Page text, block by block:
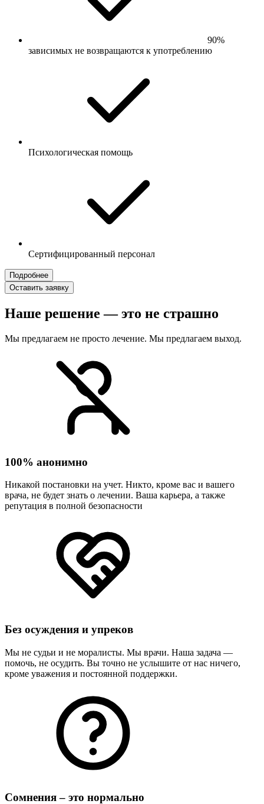
90%
зависимых не возвращаются к употреблению
Психологическая помощь
Сертифицированный персонал
Подробнее
Оставить заявку
Наше решение — это не страшно
Мы предлагаем не просто лечение. Мы предлагаем выход.
100% анонимно
Никакой постановки на учет. Никто, кроме вас и вашего
врача, не будет знать о лечении. Ваша карьера, а также
репутация в полной безопасности
Без осуждения и упреков
Мы не судьи и не моралисты. Мы врачи. Наша задача —
помочь, не осудить. Вы точно не услышите от нас ничего,
кроме уважения и постоянной поддержки.
Сомнения – это нормально